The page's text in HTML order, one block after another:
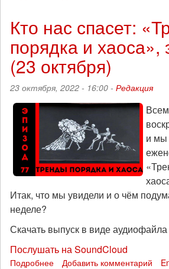
репрессии
правозащита:
расследование
BBC
Кто нас спасет:
порядка и хаоса»,
(23 октября)
23 октября, 2022 - 16:00 - Редакция
и мы
Итак, что мы увидели и о чём
неделе?
Скачать выпуск в виде аудиофайла
Послушать на SoundCloud
Подробнее Добавить комментарий